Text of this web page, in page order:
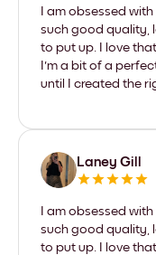
I am obsessed
such good quality,
to put up. I love
I'm a bit of a
until I created the
Laney Gill
I am obsessed
such good quality,
to put up. I love